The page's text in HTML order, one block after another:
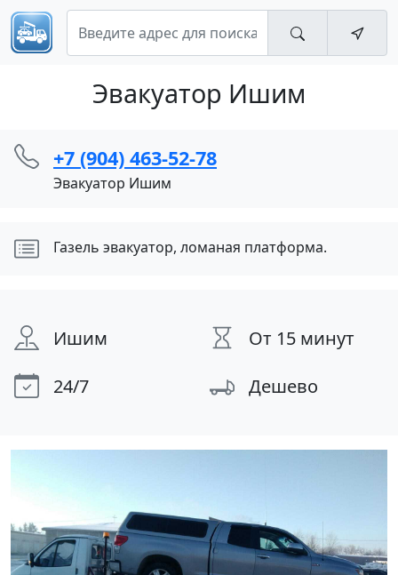
Эвакуатор Ишим
+7 (904) 463-52-78
Эвакуатор Ишим
Газель эвакуатор, ломаная платформа.
Ишим
От 15 минут
24/7
Дешево